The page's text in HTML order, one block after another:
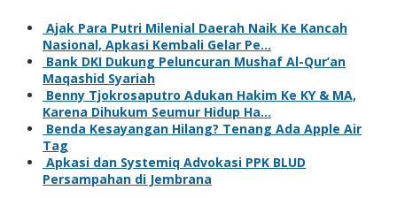
Ajak Para Putri Milenial Daerah Naik Ke Kancah
Nasional, Apkasi Kembali Gelar Pe…
Bank DKI Dukung Peluncuran Mushaf Al-Qur’an
Maqashid Syariah
Benny Tjokrosaputro Adukan Hakim Ke KY & MA,
Karena Dihukum Seumur Hidup Ha…
Benda Kesayangan Hilang? Tenang Ada Apple Air
Tag
Apkasi dan Systemiq Advokasi PPK BLUD
Persampahan di Jembrana